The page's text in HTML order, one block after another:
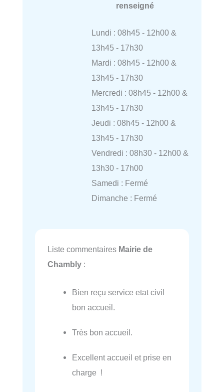
renseigné
Lundi : 08h45 - 12h00 &
13h45 - 17h30
Mardi : 08h45 - 12h00 &
13h45 - 17h30
Mercredi : 08h45 - 12h00 &
13h45 - 17h30
Jeudi : 08h45 - 12h00 &
13h45 - 17h30
Vendredi : 08h30 - 12h00 &
13h30 - 17h00
Samedi : Fermé
Dimanche : Fermé
Liste commentaires Mairie de
Chambly :
Bien reçu service etat civil
bon accueil.
Très bon accueil.
Excellent accueil et prise en
charge !